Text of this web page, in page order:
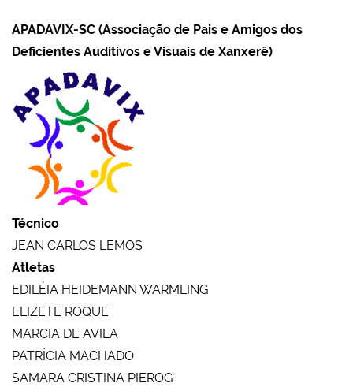
APADAVIX-SC (Associação de Pais e Amigos dos
Deficientes Auditivos e Visuais de Xanxerê)
Técnico
JEAN CARLOS LEMOS
Atletas
EDILÉIA HEIDEMANN WARMLING
ELIZETE ROQUE
MARCIA DE AVILA
PATRÍCIA MACHADO
SAMARA CRISTINA PIEROG